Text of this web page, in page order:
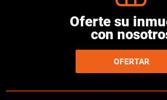
Oferte su
con
OFERTAR